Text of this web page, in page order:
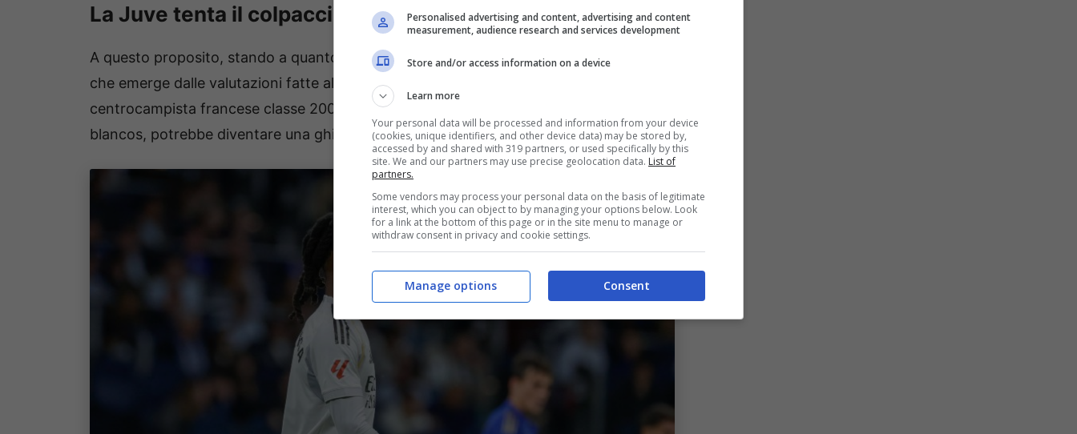
La Juve tenta il colpaccio dal Real: i dettagli
A questo proposito, stando a quanto riferisce laGazzetta dello Sport , il nome nuovo
che emerge dalle valutazioni fatte alla Continassa è quello di
centrocampista francese classe 2002 del Real Madrid
blancos, potrebbe diventare una ghiotta occasione di mercato.
Personalised advertising and content, advertising and content
measurement, audience research and services development
Store and/or access information on a device
Learn more
Your personal data will be processed and information from your device
(cookies, unique identifiers, and other device data) may be stored by,
accessed by and shared with 319 partners, or used specifically by this
site. We and our partners may use precise geolocation data. List of
partners.
Some vendors may process your personal data on the basis of legitimate
interest, which you can object to by managing your options below. Look
for a link at the bottom of this page or in the site menu to manage or
withdraw consent in privacy and cookie settings.
Consent
Manage options